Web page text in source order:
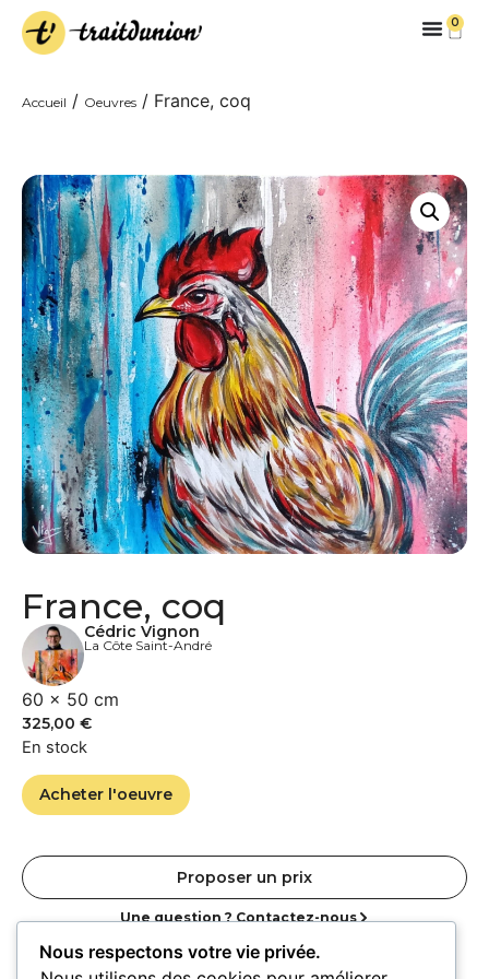
0
Accueil / Oeuvres / France, coq
France, coq
Cédric Vignon
La Côte Saint-André
60 × 50 cm
325,00 €
En stock
Acheter l'oeuvre
Proposer un prix
Une question ? Contactez-nous
Nous respectons votre vie privée.